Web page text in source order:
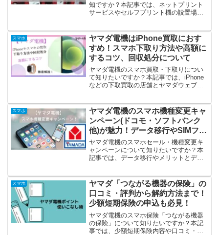
知ですか？本記事では、ネットプリント
サービスやセルフプリント機の設置場
なども必見です。注意点などと併せて参
考にしていただければ幸いです。
スマホ
ヤマダ電機はiPhone買取におす
すめ！スマホ下取り方法や高額に
するコツ、回収処分について
ヤマダ電機のスマホ買取・下取りについ
て知りたいですか？本記事では、iPhone
などの下取買取の店舗とヤマダウェブコ
少しでも高額にするコツも併せてご覧く
ださい。買取に人気の機種や買取できな
いスマホも必見です。
スマホ
ヤマダ電機のスマホ機種変更キャ
ンペーン(ドコモ・ソフトバンク
他)が魅力！データ移行やSIMフリ
ー、メリット＆デメリットも必
見！
ヤマダ電機のスマホセール・機種変更キ
ャンペーンについて知りたいですか？本
記事では、データ移行やメリットとデメ
らゆるキャリアやメーカーのスマートフ
ォン、SIMフリーが勢揃いですよ！
スマホ
ヤマダ「つながる機器の保険」の
口コミ・評判から解約方法まで！
少額短期保険の申込も必見！
ヤマダ電機のスマホ保険「つながる機器
の保険」について知りたいですか？本記
事では、少額短期保険内容や口コミ・評